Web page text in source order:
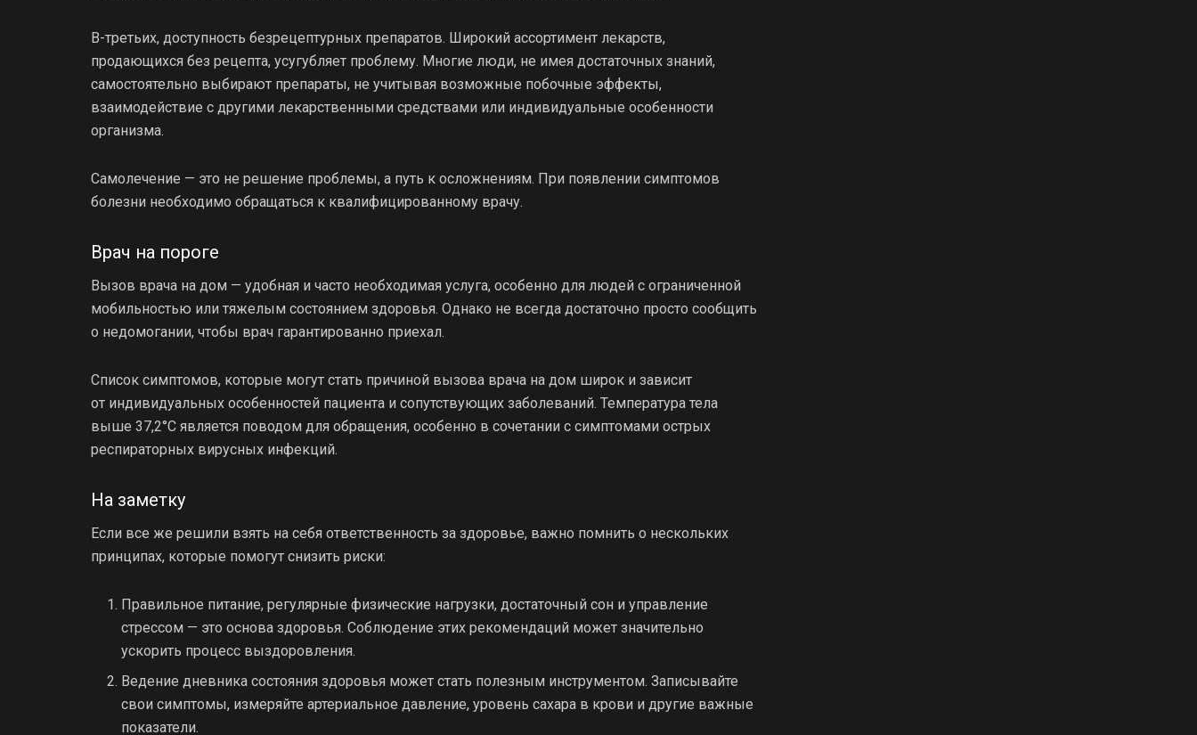
В-третьих, доступность безрецептурных препаратов. Широкий ассортимент лекарств,
продающихся без рецепта, усугубляет проблему. Многие люди, не имея достаточных знаний,
самостоятельно выбирают препараты, не учитывая возможные побочные эффекты,
взаимодействие с другими лекарственными средствами или индивидуальные особенности
организма.
Самолечение — это не решение проблемы, а путь к осложнениям. При появлении симптомов
болезни необходимо обращаться к квалифицированному врачу.
Врач на пороге
Вызов врача на дом — удобная и часто необходимая услуга, особенно для людей с ограниченной
мобильностью или тяжелым состоянием здоровья. Однако не всегда достаточно просто сообщить
о недомогании, чтобы врач гарантированно приехал.
Список симптомов, которые могут стать причиной вызова врача на дом широк и зависит
от индивидуальных особенностей пациента и сопутствующих заболеваний. Температура тела
выше 37,2°C является поводом для обращения, особенно в сочетании с симптомами острых
респираторных вирусных инфекций.
На заметку
Если все же решили взять на себя ответственность за здоровье, важно помнить о нескольких
принципах, которые помогут снизить риски:
Правильное питание, регулярные физические нагрузки, достаточный сон и управление
стрессом — это основа здоровья. Соблюдение этих рекомендаций может значительно
ускорить процесс выздоровления.
Ведение дневника состояния здоровья может стать полезным инструментом. Записывайте
свои симптомы, измеряйте артериальное давление, уровень сахара в крови и другие важные
показатели.